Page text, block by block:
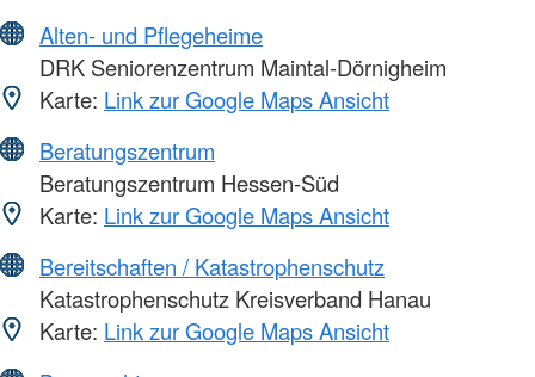
Alten- und Pflegeheime
DRK Seniorenzentrum Maintal-Dörnigheim
Karte: Link zur Google Maps Ansicht
Beratungszentrum
Beratungszentrum Hessen-Süd
Karte: Link zur Google Maps Ansicht
Bereitschaften / Katastrophenschutz
Katastrophenschutz Kreisverband Hanau
Karte: Link zur Google Maps Ansicht